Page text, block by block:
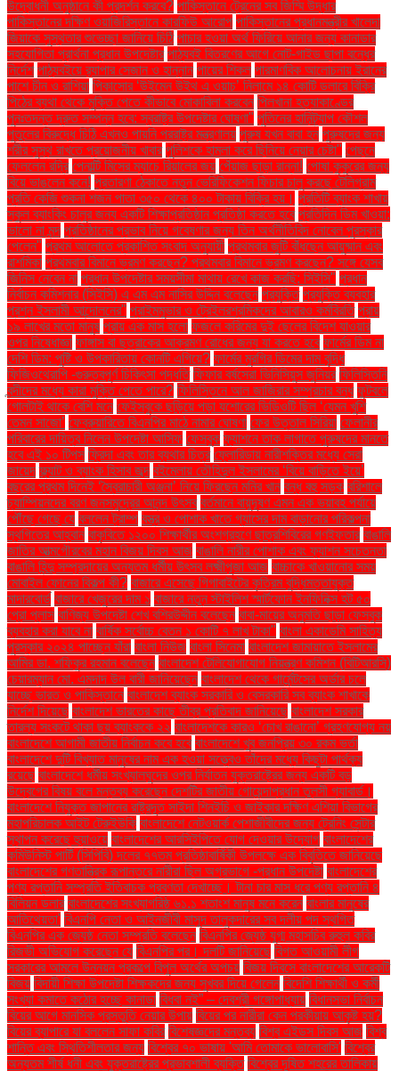
উদ্বোধনী অনুষ্ঠানে কী প্রদর্শন করবে? পাকিস্তানে ট্রেনের সব জিম্মি উদ্ধার
পাকিস্তানের দক্ষিণ ওয়াজিরিস্তানে কারফিউ আরোপ পাকিস্তানের প্রধানমন্ত্রীর খালেদা
জিয়াকে সুস্থতার শুভেচ্ছা জানিয়ে চিঠি পাচার হওয়া অর্থ ফিরিয়ে আনার জন্য কানাডার
সহযোগিতা প্রার্থনা প্রধান উপদেষ্টার পাঠ্যবই বিতরণের আগে নোট-গাইড ছাপা বন্ধের
নির্দেশ পাঠ্যবইয়ে র‍্যাপার সেজান ও হান্নান পায়ের শিকল পারমাণবিক আলোচনায় ইরানের
পাশে চীন ও রাশিয়া পিকাসোর ‘উইমেন উইথ এ ওয়াচ’ নিলামে ১৪ কোটি ডলারে বিক্রি
পিঠের ব্যথা থেকে মুক্তি পেতে কীভাবে মোকাবিলা করবেন পিলখানা হত্যাকাণ্ডের
পুনঃতদন্ত দ্রুত সম্পন্ন হবে: স্বরাষ্ট্র উপদেষ্টার ঘোষণা" পুতিনের হানিট্র্যাপ কৌশল
পুতুলের বিরুদ্ধে চিঠি এখনও পায়নি পররাষ্ট্র মন্ত্রণালয় পুরুষ যখন বাবা হন পুরুষদের জন্য
শরীর সুস্থ রাখতে প্রয়োজনীয় খাবার পুলিশকে হামলা করে ছিনিয়ে নেয়ার চেষ্টা" পেছনে
ফেললেন রদ্রি পেনাল্টি মিসের ম্যাচে রিয়ালের জয় পেঁয়াজ ছাড়া রান্না! পোষা কুকুরের জন্য
বিয়ে ভাঙলেন কনে! প্রতারণা ঠেকাতে নতুন ভেরিফিকেশন ফিচার চালু করছে টেলিগ্রাম
প্রতি কেজি শুকনা শজন পাতা ৩৫০ থেকে ৪০০ টাকায় বিক্রি হয়। প্রতিটি ব্যাংক শাখায়
স্কুল ব্যাংকিং চালুর জন্য একটি শিক্ষাপ্রতিষ্ঠান প্রতিষ্ঠা করতে হবে প্রতিদিন ডিম খাওয়া:
ভালো না মন্দ প্রতিষ্ঠানের প্রভাব নিয়ে গবেষণার জন্য তিন অর্থনীতিবিদ নোবেল পুরস্কার
পেলেন" প্রথম আলোতে প্রকাশিত সংবাদ অনুযায়ী প্রথমবার জুটি বাঁধছেন আয়ুষ্মান এবং
রাশমিকা প্রথমবার বিমানে ভ্রমণ করছেন? প্রথমবার বিমানে ভ্রমণ করছেন? সঙ্গে যেসব
জিনিস নেবেন না প্রধান উপদেষ্টার সময়সীমা মাথায় রেখে কাজ করছি: সিইসি" প্রধান
নির্বাচন কমিশনার (সিইসি) এ এম এম নাসির উদ্দিন বলেছেন প্রযুক্তি প্রযুক্তি ব্যবহার
প্রশ্ন ইসলামী আন্দোলনের" প্রাইমমুভার ও ট্রেইলরশ্রমিকদের আবারও কর্মবিরতি প্রায়
১৯ লাখের মতো মানুষ প্রায় এক মাস হলো ফজলে করিমের দুই ছেলের বিদেশ যাওয়ার
ওপর নিষেধাজ্ঞা ফাঙ্গাস বা ছত্রাকের আক্রমণ রোধের জন্য যা করতে হবে ফার্মের ডিম না
দেশি ডিম: পুষ্টি ও উপকারিতায় কোনটি এগিয়ে? ফার্মের মুরগির ডিমের দাম বৃদ্ধি
ফিজিওথেরাপি -গুরুত্বপূর্ণ চিকিৎসা পদ্ধতি ফিফার বর্ষসেরা ভিনিসিয়ুস জুনিয়র ফিলিস্তিনি
বন্দীদের মধ্যে কারা মুক্তি পেতে পারে? ফিলিস্তিনে আল জাজিরার সম্প্রচার বন্ধ ফুটবলে
গোলটাই থাকে বেশি মনে ফেইসবুকে ছড়িয়ে পড়া যশোরের ভিডিওটি ছিল ‘যেমন খুশি
তেমন সাজো’ ফেব্রুয়ারিতে বিএনপির মাঠে নামার ঘোষণা ফের উত্তাল সিরিয়া ফেলানীর
পরিবারের দায়িত্ব নিলেন উপদেষ্টা আসিফ ফেসবুক ফ্যাশনে তাক লাগাতে পুরুষদের মানতে
হবে এই ১০ টিপস ফ্রিদা এবং তার ব্যথার চিত্র ফ্লোরিডায় নারীশক্তির মধ্যে সেরা
জায়েদ ফ্ল্যাট ও ব্যাংক হিসাব জব্দ বইমেলায় তৌহিদুল ইসলামের ‘বিয়ে বাড়িতে ইয়ে’
বছরের প্রথম দিনেই ‘স্বৈরাচারী অঞ্জনা’ নিয়ে ফিরছেন মনির খান বন্ধ বহু সড়ক বরিশালে
চ্যাম্পিয়নদের বরণ জনসমুদ্রের আনন্দ উৎসব বর্তমানে বায়ুদূষণ এমন এক ভয়াবহ পর্যায়ে
পৌঁছে গেছে যে বললেন ট্রাম্প বস্ত্র ও পোশাক খাতে গ্যাসের দাম বাড়ানোর পরিকল্পনা
স্থগিতের আহ্বান বাকৃবিতে ১২০০ শিক্ষার্থীর অংশগ্রহণে ছাত্রশিবিরের গণইফতার বাঙালি
জাতির আত্মগৌরবের মহান বিজয় দিবস আজ বাঙালি নারীর পোশাক এবং ফ্যাশন সচেতনতা
বাঙালি হিন্দু সম্প্রদায়ের অন্যতম ধর্মীয় উৎসব লক্ষ্মীপূজা আজ বাচ্চাকে খাওয়ানোর সময়
মোবাইল ফোনের বিকল্প কী? বাজারে এসেছে গিগাবাইটের কৃত্রিম বুদ্ধিমত্তাযুক্ত
মাদারবোর্ড বাজারে খেজুরের দাম ১ বাজারে নতুন স্টাইলিশ স্মার্টফোন ইনফিনিক্স হট ৫০
প্রো প্লাস বাণিজ্য উপদেষ্টা শেখ বশিরউদ্দীন বলেছেন বাবা-মায়ের অনুমতি ছাড়া ফেসবুক
ব্যবহার করা যাবে না বার্ষিক সর্বোচ্চ বেতন ১ কোটি ৭ লাখ টাকা" বাংলা একাডেমি সাহিত্য
পুরস্কার ২০২৪ পাচ্ছেন যাঁরা বাংলা নিউজ বাংলা সিনেমা বাংলাদেশ জামায়াতে ইসলামের
আমির ডা. শফিকুর রহমান বলেছেন বাংলাদেশ টেলিযোগাযোগ নিয়ন্ত্রণ কমিশন (বিটিআরসি)
চেয়ারম্যান মো. এমদাদ উল বারী জানিয়েছেন বাংলাদেশ থেকে গার্মেন্টসের অর্ডার চলে
যাচ্ছে ভারত ও পাকিস্তানে বাংলাদেশ ব্যাংক সরকারি ও বেসরকারি সব ব্যাংক শাখাকে
নির্দেশ দিয়েছে বাংলাদেশ ভারতের কাছে তীব্র প্রতিবাদ জানিয়েছে বাংলাদেশ সরকার
তারল্য সংকটে থাকা ছয় ব্যাংককে ২২ বাংলাদেশকে কারও ‘চোখ রাঙানো’ গ্রহণযোগ্য নয়
বাংলাদেশে আগামী জাতীয় নির্বাচন কবে হবে বাংলাদেশে খুব জনপ্রিয় ৩০ রকম ভর্তা
বাংলাদেশে দুটি বিখ্যাত মানুষের নাম এক হওয়া সত্ত্বেও তাঁদের মধ্যে কিছুটা পার্থক্য
রয়েছে বাংলাদেশে ধর্মীয় সংখ্যালঘুদের ওপর নির্যাতন যুক্তরাষ্ট্রের জন্য একটি বড়
উদ্বেগের বিষয় বলে মন্তব্য করেছেন দেশটির জাতীয় গোয়েন্দাপ্রধান তুলসী গ্যাবার্ড।
বাংলাদেশে নিযুক্ত জাপানের রাষ্ট্রদূত সাইদা শিনইচি ও জাইকার দক্ষিণ এশিয়া বিভাগের
মহাপরিচালক আইট টেরুইউকি বাংলাদেশে নেটওয়ার্ক পেশাজীবীদের জন্য ট্রেনিং সেন্টার
স্থাপন করেছে হুয়াওয়ে বাংলাদেশের আরসিইপিতে যোগ দেওয়ার উদ্যোগ বাংলাদেশের
কমিউনিস্ট পার্টি (সিপিবি) দলের ৭৭তম প্রতিষ্ঠাবার্ষিকী উপলক্ষে এক বিবৃতিতে জানিয়েছে
বাংলাদেশের গণতান্ত্রিক রূপান্তরে নারীরা ছিল অগ্রভাগে -প্রধান উপদেষ্টা বাংলাদেশের
পণ্য রপ্তানি সম্প্রতি ইতিবাচক প্রবণতা দেখাচ্ছে। টানা চার মাস ধরে পণ্য রপ্তানি ৪
বিলিয়ন ডলার বাংলাদেশের সংখ্যাগরিষ্ঠ ৬১.১ শতাংশ মানুষ মনে করেন বাংলার মানুষের
আতিথেয়তা' বিএনপি নেতা ও আইনজীবী মাসুদ তালুকদারের সব দলীয় পদ স্থগিত
বিএনপির এক জ্যেষ্ঠ নেতা সম্প্রতি বলেছেন বিএনপির জ্যেষ্ঠ যুগ্ম মহাসচিব রুহুল কবির
রিজভী অভিযোগ করেছেন যে বিএনপির পর। দলটি জানিয়েছে বিগত আওয়ামী লীগ
সরকারের আমলে উন্নয়ন প্রকল্পে বিপুল অর্থের অপচয় বিজয় দিবসে বাংলাদেশের আরেকটি
বিজয় বিদায়ী শিক্ষা উপদেষ্টা শিক্ষকদের জন্য সুখবর দিয়ে গেলেন বিদেশি শিক্ষার্থী ও কর্মী
সংখ্যা কমাতে কঠোর হচ্ছে কানাডা বিধবা নই” – দেবশ্রী গঙ্গোপাধ্যায় বিধানসভা নির্বাচন
বিয়ের আগে মানসিক প্রস্তুতি নেয়ার উপায় বিয়ের পর নারীরা কেন পরকীয়ায় আকৃষ্ট হয়?
বিয়ের ব্যাপারে যা বললেন সাফা কবির বিশেষজ্ঞদের মন্তব্য বিশ্ব এইডস দিবস আজ বিশ্ব
শান্তি এবং স্থিতিশীলতার জন্য বিশ্বের ৭০ ভাষায় 'আমি তোমাকে ভালোবাসি' বিশ্বের
অন্যতম শীর্ষ ধনী এবং যুক্তরাষ্ট্রের প্রভাবশালী ব্যক্তি বিশ্বের দূষিত শহরের তালিকায়